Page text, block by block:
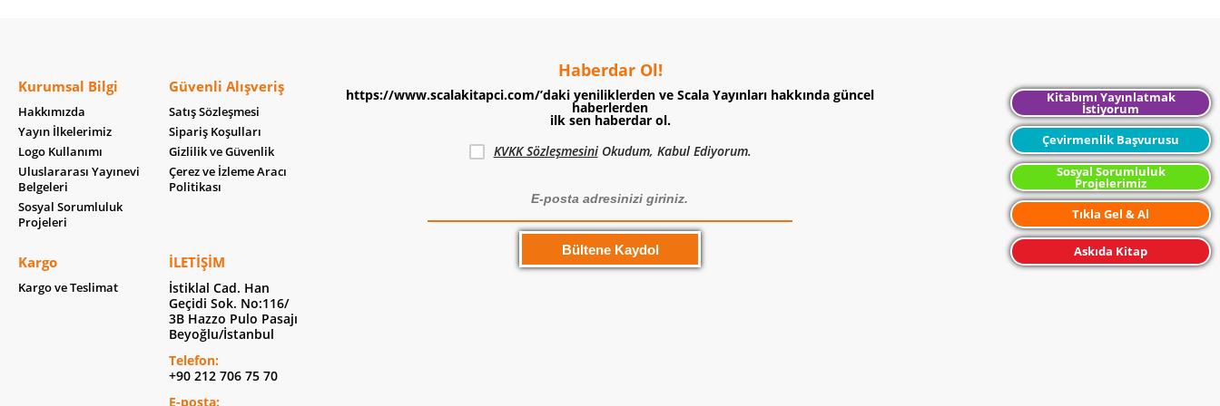
Kurumsal Bilgi
Hakkımızda
Yayın İlkelerimiz
Logo Kullanımı
Uluslararası Yayınevi
Belgeleri
Sosyal Sorumluluk
Projeleri
Güvenli Alışveriş
Satış Sözleşmesi
Sipariş Koşulları
Gizlilik ve Güvenlik
Çerez ve İzleme Aracı
Politikası
Kargo
Kargo ve Teslimat
İLETIŞIM
İstiklal Cad. Han
Geçidi Sok. No:116/
3B Hazzo Pulo Pasajı
Beyoğlu/İstanbul
Telefon:
+90 212 706 75 70
E-posta:
Haberdar Ol!
https://www.scalakitapci.com/’daki yeniliklerden ve Scala Yayınları hakkında güncel
haberlerden
ilk sen haberdar ol.
KVKK SözleşmesiniOkudum, Kabul Ediyorum.
Kitabımı Yayınlatmak
İstiyorum
Çevirmenlik Başvurusu
Sosyal Sorumluluk
Projelerimiz
Tıkla Gel & Al
Askıda Kitap